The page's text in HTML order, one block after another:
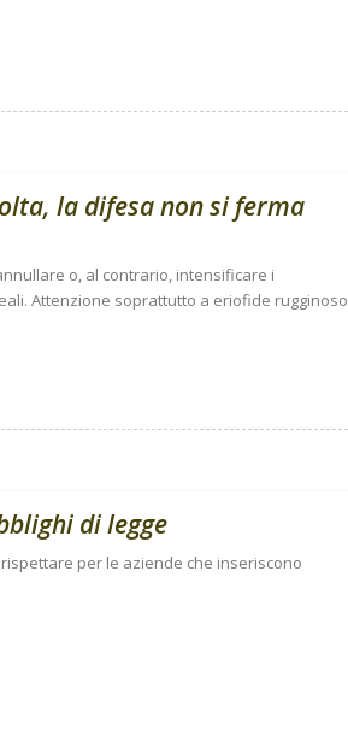
la difesa non si ferma
o, al contrario, intensificare i
Attenzione soprattutto a eriofide rugginoso
di legge
per le aziende che inseriscono